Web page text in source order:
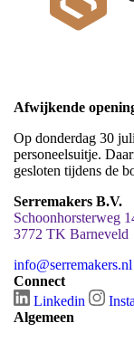
Afwijkende
Op donderdag 30
personeelsuitje.
gesloten tijdens de
Serremakers B.V.
Schoonhorsterweg
3772 TK Barneveld
info@serremakers.nl
Connect
Linkedin
Algemeen